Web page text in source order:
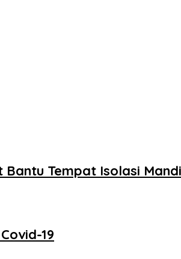
Tempat Isolasi
19